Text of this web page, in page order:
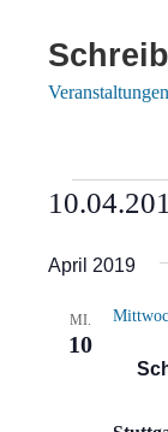
Veranstaltungen
wählen.
April 2019
MI.
10